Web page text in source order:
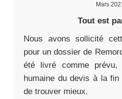
Mars
Tout est
Nous avons sollicité
pour un dossier de
été livré comme prévu,
humaine du devis à la
de trouver mieux.